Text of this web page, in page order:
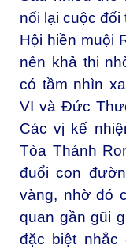
nối lại cuộc
Hội hiền muội
nên khả thi
có tầm nhìn
VI và Đức
Các vị kế
Tòa Thánh
đuổi con
vàng, nhờ đó
quan gần gũi
đặc biệt